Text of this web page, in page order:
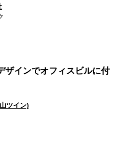
ザインでオフィスビルに付
ツイン)